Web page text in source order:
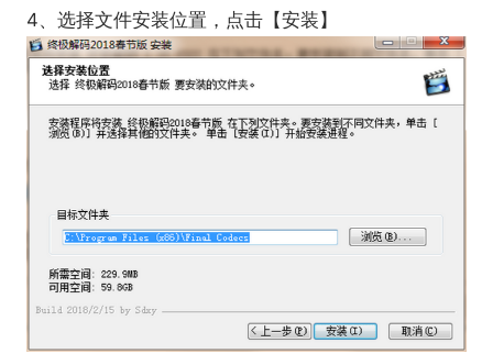
4、选择文件安装位置，点击【安装】